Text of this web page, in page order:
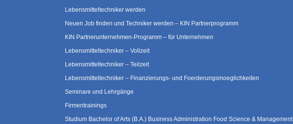
Lebensmitteltechniker werden
Neuen Job finden und Techniker werden – KIN Partnerprogramm
KIN Partnerunternehmen-Programm – für Unternehmen
Lebensmitteltechniker – Vollzeit
Lebensmitteltechniker – Teilzeit
Lebensmitteltechniker – Finanzierungs- und Foerderungsmoeglichkeiten
Seminare und Lehrgänge
Firmentrainings
Studium Bachelor of Arts (B.A.) Business Administration Food Science & Management